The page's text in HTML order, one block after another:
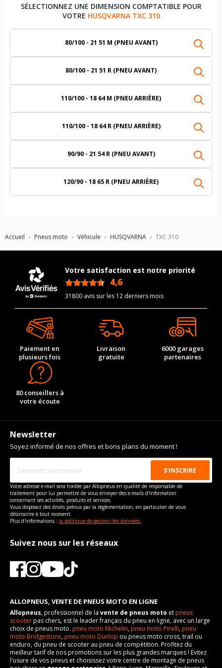
Accueil Pneus moto Véhicule HUSQVARNA TXC 310
SÉLECTIONNEZ UNE DIMENSION COMPTATIBLE POUR
VOTRE HUSQVARNA TXC 310
80/100 - 21 51 M (PNEU AVANT)
80/100 - 21 51 R (PNEU AVANT)
110/100 - 18 64 M (PNEU ARRIÈRE)
110/100 - 18 64 R (PNEU ARRIÈRE)
90/90 - 21 54 R (PNEU AVANT)
120/90 - 18 65 R (PNEU ARRIÈRE)
Votre satisfaction est notre priorité
4,6
31800 avis sur les 12 derniers mois
Paiement en
plusieurs fois
Livraison
gratuite
6000 garages
partenaires
80 conseillers à
votre écoute
Newsletter
Soyez informé de nos offres et bons plans du moment !
Votre adresse e-mail sera traitée par Allopneus en qualité de responsable de
traitement pour lui permettre de vous envoyer des e-mails d'information
concernant ses activités, produits et services.
Vous disposez des droits prévus par la règlementation, en particulier de vous
désinscrire à tout moment.
Plus d'informations : la politique de gestion des données.
Suivez nous sur les réseaux
ALLOPNEUS, VENTE DE PNEUS MOTO EN LIGNE
Allopneus, professionnel de la vente de pneus moto etpneus
scooterpas chers, est le leader français du pneu en ligne, avec un large
choix de pneus moto. pneu moto Michelin,pneu moto Pirelli,pneu
moto Bridgestone,pneu moto Dunlop ou pneus moto cross, trail ou
enduro, du pneu de scooter au pneu de compétition. Profitez du
meilleur tarif de nos promotions sur les plus grandes marques ! Evitez
l'usure de vos pneus et choisissez votre centre de montage de pneus